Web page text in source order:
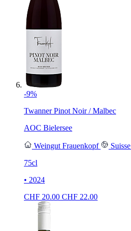
-9%
Twanner Pinot Noir / Malbec
AOC Bielersee
Weingut Frauenkopf Suisse
75cl
• 2024
CHF 20.00 CHF 22.00